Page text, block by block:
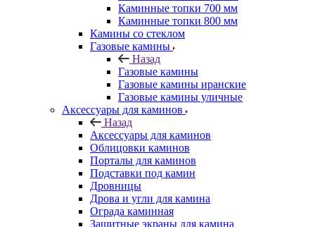
Каминные топки 700 мм
Каминные топки 800 мм
Камины со стеклом
Газовые камины
Назад
Газовые камины
Газовые камины иранские
Газовые камины уличные
Аксессуары для каминов
Назад
Аксессуары для каминов
Облицовки каминов
Порталы для каминов
Подставки под камин
Дровницы
Дрова и угли для камина
Ограда каминная
Защитные экраны для камина